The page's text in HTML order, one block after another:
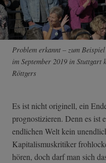
Problem erkannt – zum
im September 2019 in
Röttgers
Es ist nicht originell, ein
prognostizieren. Denn es ist
endlichen Welt kein
Kapitalismuskritiker
hören, doch darf man sich